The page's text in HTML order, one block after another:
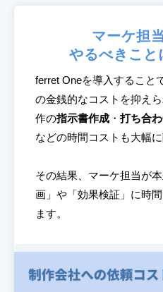
マーケ担
やるべきこと
ferret Oneを導入すること
の金銭的なコストを抑え
作の指示書作成 ・打ち合
などの時間コストも大幅に
その結果、マーケ担当が
画」や「効果検証」に時
ます。